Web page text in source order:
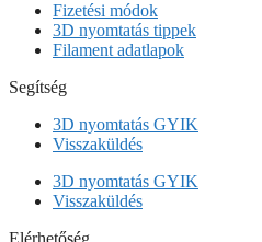
Fizetési módok
3D nyomtatás tippek
Filament adatlapok
Segítség
3D nyomtatás GYIK
Visszaküldés
3D nyomtatás GYIK
Visszaküldés
Elérhetőség